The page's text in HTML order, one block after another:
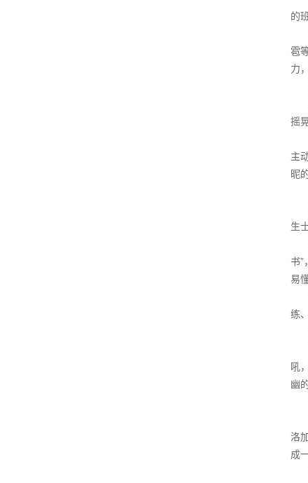
的
雹
力
摇
主
昵
生
书”
易
练
吼
幽
洛
成